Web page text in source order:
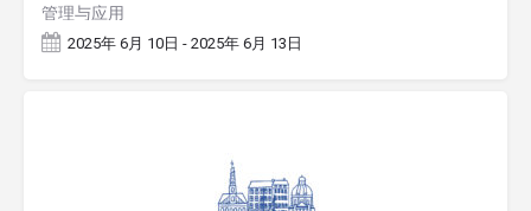
管理与应用
2025年 6月 10日 - 2025年 6月 13日